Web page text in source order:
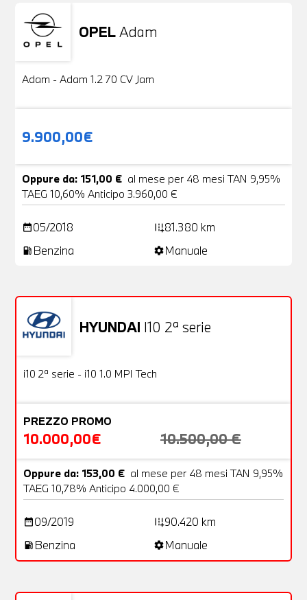
OPELAdam
Usato
Adam - Adam 1.2 70 CV Jam
9.900,00€
Oppure da: 151,00 € al mese per 48 mesi TAN 9,95%
TAEG 10,60% Anticipo 3.960,00 €
date_range05/2018 add_road81.380 km
local_gas_station Benzina settingsManuale
HYUNDAI I10 2ª serie
OFFERTA
Usato
i10 2ª serie - i10 1.0 MPI Tech
PREZZO PROMO
10.000,00€ 10.500,00 €
Oppure da: 153,00 € al mese per 48 mesi TAN 9,95%
TAEG 10,78% Anticipo 4.000,00 €
date_range09/2019 add_road90.420 km
local_gas_station Benzina settingsManuale